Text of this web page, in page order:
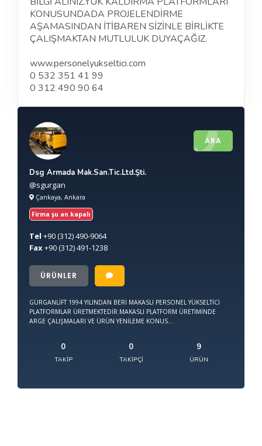
KONUSUNDADA PROJELENDİRME
AŞAMASINDAN İTİBAREN SİZİNLE BİRLİKTE
ÇALIŞMAKTAN MUTLULUK DUYAÇAĞIZ.
www.personelyukseltici.com
0 532 351 41 99
0 312 490 90 64
ARA
Dsg Armada Mak.San.Tic.Ltd.Şti.
@sgurgan
Çankaya, Ankara
Firma şu an kapalı
Tel +90(312) 490-9064
Fax+90(312) 491-1238
ÜRÜNLER
GÜRGANLİFT 1994 YILINDAN BERİ MAKASLI PERSONEL YÜKSELTİCİ
PLATFORMLAR ÜRETMEKTEDİR.MAKASLI PLATFORM ÜRETİMİNDE
ARGE ÇALIŞMALARI VE ÜRÜN YENİLEME KONUS...
0
TAKIP
0
TAKIPÇI
9
ÜRÜN